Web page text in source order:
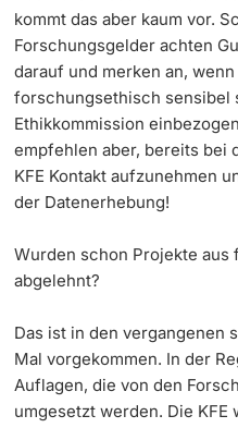
kommt das aber kaum vor.
Forschungsgelder achten
darauf und merken an,
forschungsethisch sensibel
Ethikkommission
empfehlen aber, bereits bei
KFE Kontakt aufzunehmen
der Datenerhebung!
Wurden schon Projekte
abgelehnt?
Das ist in den vergangenen
Mal vorgekommen. In der
Auflagen, die von den
umgesetzt werden. Die KFE